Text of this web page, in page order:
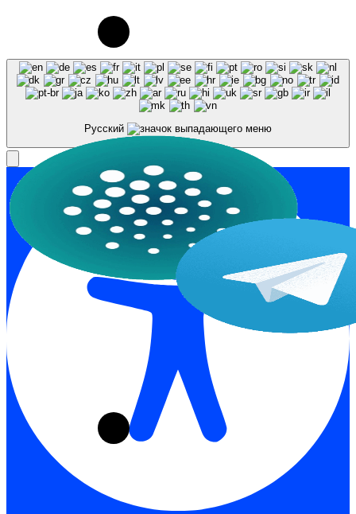
использовании материалов сайта galaktika64.ru
ссылка на источник обязательна.
Русский